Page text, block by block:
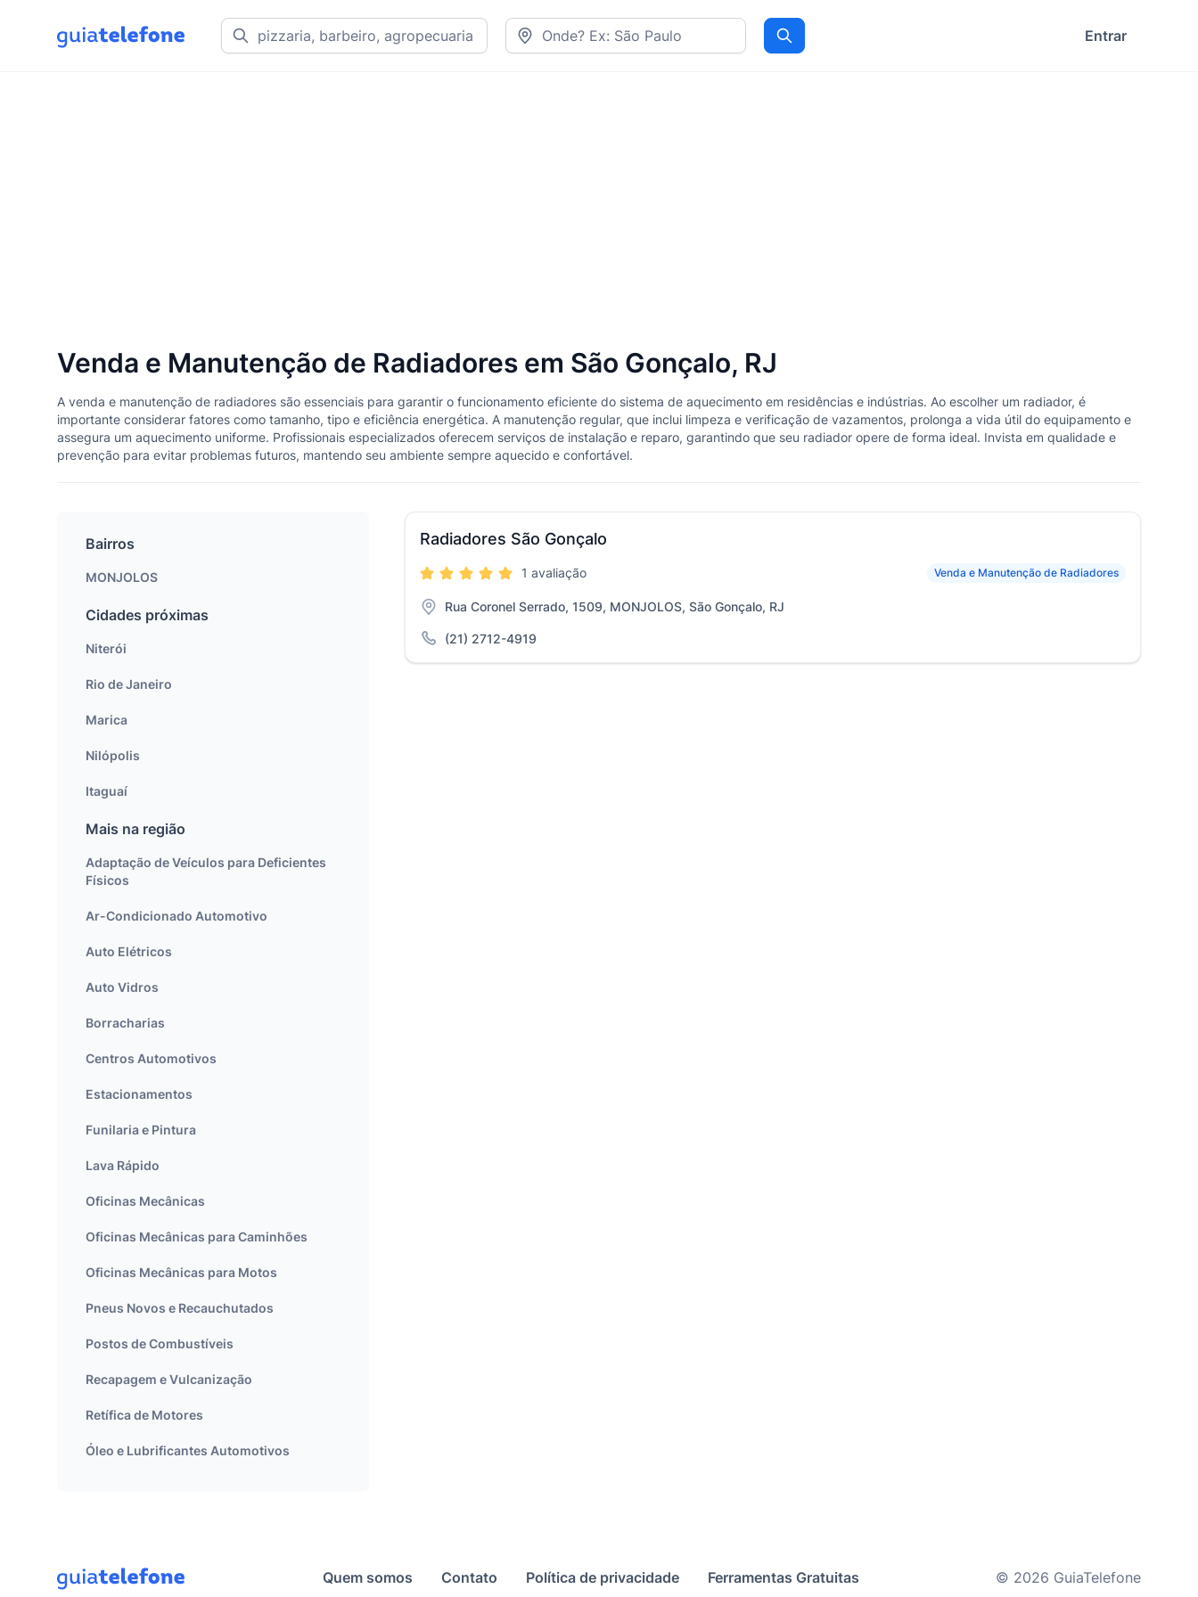
Procurar Entrar
Venda e Manutenção de Radiadores em São Gonçalo, RJ
A venda e manutenção de radiadores são essenciais para garantir o funcionamento eficiente do sistema de aquecimento em residências e indústrias. Ao escolher um radiador, é
importante considerar fatores como tamanho, tipo e eficiência energética. A manutenção regular, que inclui limpeza e verificação de vazamentos, prolonga a vida útil do equipamento e
assegura um aquecimento uniforme. Profissionais especializados oferecem serviços de instalação e reparo, garantindo que seu radiador opere de forma ideal. Invista em qualidade e
prevenção para evitar problemas futuros, mantendo seu ambiente sempre aquecido e confortável.
Radiadores São Gonçalo
Venda e Manutenção de Radiadores
1 avaliação
Rua Coronel Serrado, 1509, MONJOLOS, São Gonçalo, RJ
(21) 2712-4919
Bairros
MONJOLOS
Cidades próximas
Niterói
Rio de Janeiro
Marica
Nilópolis
Itaguaí
Mais na região
Adaptação de Veículos para Deficientes
Físicos
Ar-Condicionado Automotivo
Auto Elétricos
Auto Vidros
Borracharias
Centros Automotivos
Estacionamentos
Funilaria e Pintura
Lava Rápido
Oficinas Mecânicas
Oficinas Mecânicas para Caminhões
Oficinas Mecânicas para Motos
Pneus Novos e Recauchutados
Postos de Combustíveis
Recapagem e Vulcanização
Retífica de Motores
Óleo e Lubrificantes Automotivos
Quem somos Contato Política de privacidade Ferramentas Gratuitas © 2026 GuiaTelefone